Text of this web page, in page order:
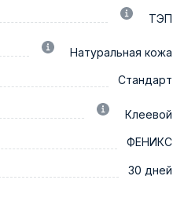
ТЭП
Натуральная кожа
Стандарт
Клеевой
ФЕНИКС
30 дней